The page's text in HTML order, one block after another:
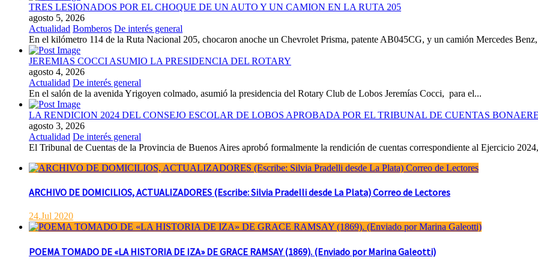
TRES LESIONADOS POR EL CHOQUE DE UN AUTO Y UN CAMION EN LA RUTA 205
agosto 5, 2026
Actualidad Bomberos De interés general
En el kilómetro 114 de la Ruta Nacional 205, chocaron anoche un Chevrolet Prisma, patente AB045CG, y un camión Mercedes
JEREMIAS COCCI ASUMIO LA PRESIDENCIA DEL ROTARY
agosto 4, 2026
Actualidad De interés general
En el salón de la avenida Yrigoyen colmado, asumió la presidencia del Rotary Club de Lobos Jeremías Cocci, para el...
LA RENDICION 2024 DEL CONSEJO ESCOLAR DE LOBOS APROBADA POR EL TRIBUNAL DE CUENTAS
agosto 3, 2026
Actualidad De interés general
El Tribunal de Cuentas de la Provincia de Buenos Aires aprobó formalmente la rendición de cuentas correspondiente al Ejercicio
ARCHIVO DE DOMICILIOS, ACTUALIZADORES (Escribe: Silvia Pradelli desde La Plata) Correo de Lectores
24.Jul 2020
POEMA TOMADO DE «LA HISTORIA DE IZA» DE GRACE RAMSAY (1869). (Enviado por Marina Galeotti)